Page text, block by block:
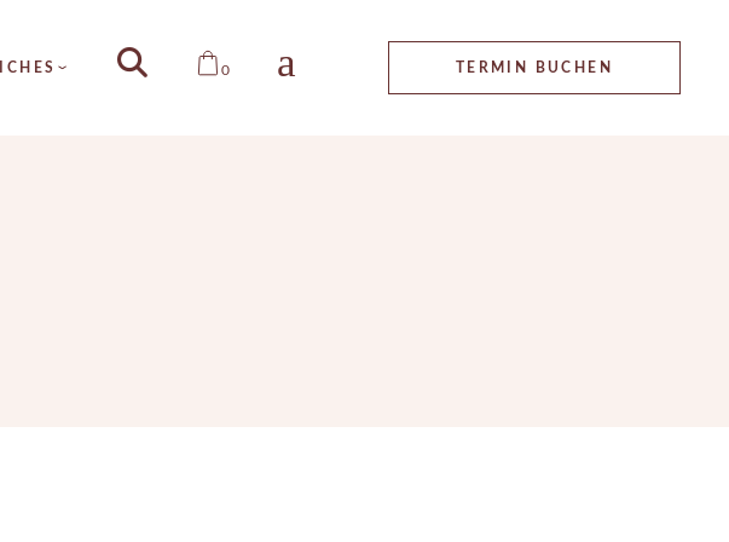
0 TERMIN BUCHEN
ALLGEMEINE
GESCHÄFTSBEDINGUNGEN